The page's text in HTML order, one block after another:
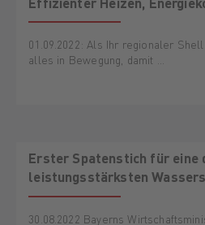
01.09.2022: Als Ihr regionaler
alles in Bewegung, damit …
Erster Spatenstich für eine
leistungsstärksten Wasserstofftankstellen
Europas in Bayerns Süden
30.08.2022 Bayerns